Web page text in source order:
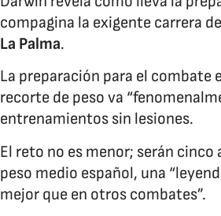
compagina la exigente carrera
La Palma.
La preparación para el combate
recorte de peso va
entrenamientos sin lesiones.
El reto no es menor; serán
peso medio español, una
mejor que en otros combates”.